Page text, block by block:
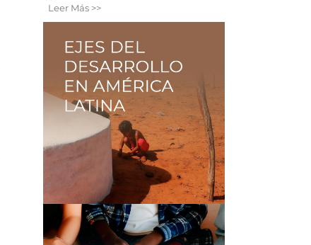
Leer Más >>